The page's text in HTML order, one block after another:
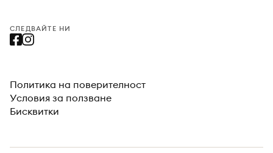
СЛЕДВАЙТЕ НИ
Политика на поверителност
Условия за ползване
Бисквитки